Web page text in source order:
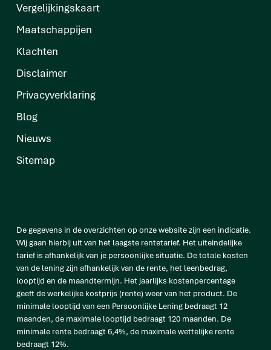
Vergelijkingskaart
Maatschappijen
Klachten
Disclaimer
Privacyverklaring
Blog
Nieuws
Sitemap
De gegevens in de overzichten op onze website zijn een indicatie.
Wij gaan hierbij uit van het laagste rentetarief. Het uiteindelijke
tarief is afhankelijk van je persoonlijke situatie. De totale kosten
van de lening zijn afhankelijk van de rente, het leenbedrag,
looptijd en de maandtermijn. Het jaarlijks kostenpercentage
geeft de werkelijke kostprijs (rente) weer van het product. De
minimale looptijd van een Persoonlijke Lening bedraagt 12
maanden, de maximale looptijd bedraagt 120 maanden. De
minimale rente bedraagt 6,4%, de maximale wettelijke rente
bedraagt 12%.